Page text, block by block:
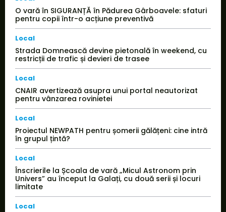
O vară în SIGURANȚĂ în Pădurea Gârboavele: sfaturi
pentru copii într-o acțiune preventivă
Local
Strada Domnească devine pietonală în weekend, cu
restricții de trafic și devieri de trasee
Local
CNAIR avertizează asupra unui portal neautorizat
pentru vânzarea rovinietei
Local
Proiectul NEWPATH pentru șomerii gălățeni: cine intră
în grupul țintă?
Local
Înscrierile la Școala de vară „Micul Astronom prin
Univers” au început la Galați, cu două serii și locuri
limitate
Local